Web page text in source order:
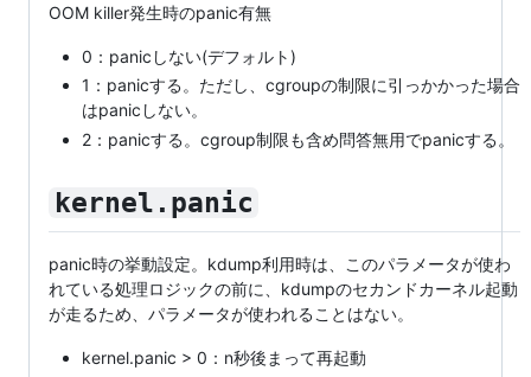
OOM killer発生時のpanic有無
0：panicしない(デフォルト)
1：panicする。ただし、cgroupの制限に引っかかった場合
はpanicしない。
2：panicする。cgroup制限も含め問答無用でpanicする。
kernel.panic
panic時の挙動設定。kdump利用時は、このパラメータが使わ
れている処理ロジックの前に、kdumpのセカンドカーネル起動
が走るため、パラメータが使われることはない。
kernel.panic > 0：n秒後まって再起動